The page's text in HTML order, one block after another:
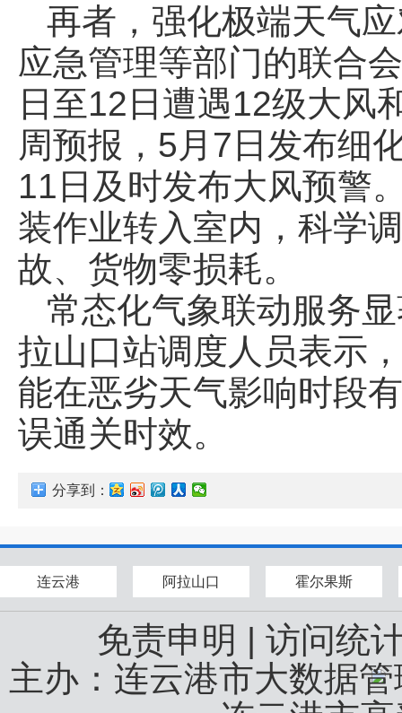
再者，强化极端天气
应急管理等部门的联合
日至12日遭遇12级大风
周预报，5月7日发布细
11日及时发布大风预警
装作业转入室内，科学
故、货物零损耗。
常态化气象联动服务
拉山口站调度人员表示
能在恶劣天气影响时段
误通关时效。
分享到：
连云港 阿拉山口 霍尔果斯
免责申明 | 访问统
主办：连云港市大数据